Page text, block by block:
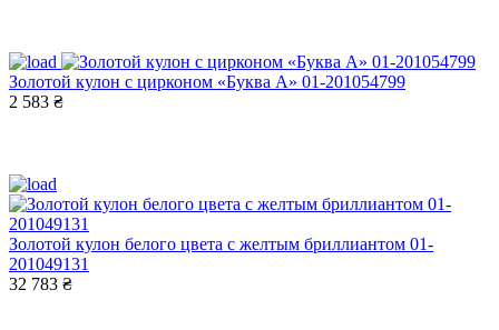
Золотой кулон с цирконом «Буква А» 01-201054799
2 583 ₴
Золотой кулон белого цвета с желтым бриллиантом 01-
201049131
32 783 ₴